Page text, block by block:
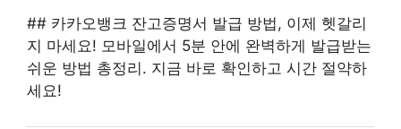
## 카카오뱅크 잔고증명서 발급 방법, 이제 헷갈리
지 마세요! 모바일에서 5분 안에 완벽하게 발급받는
쉬운 방법 총정리. 지금 바로 확인하고 시간 절약하
세요!